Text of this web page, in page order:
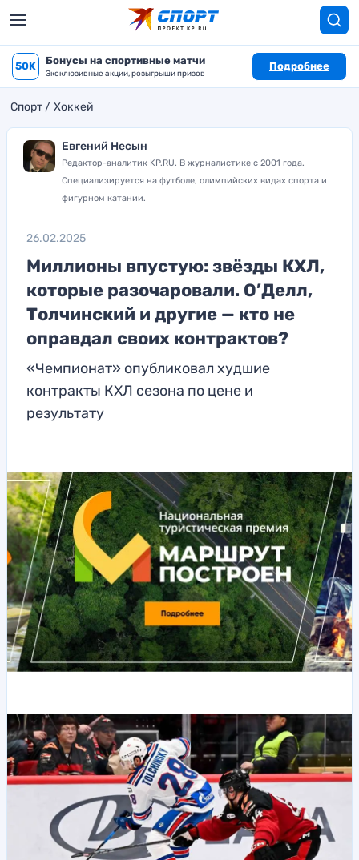
50K Бонусы на спортивные матчи
Эксклюзивные акции, розыгрыши призов
Подробнее
Спорт Хоккей
Евгений Несын
Редактор-аналитик KP.RU. В журналистике с 2001 года.
Специализируется на футболе, олимпийских видах спорта и
фигурном катании.
26.02.2025
Миллионы впустую: звёзды КХЛ,
которые разочаровали. О’Делл,
Толчинский и другие — кто не
оправдал своих контрактов?
«Чемпионат» опубликовал худшие
контракты КХЛ сезона по цене и
результату